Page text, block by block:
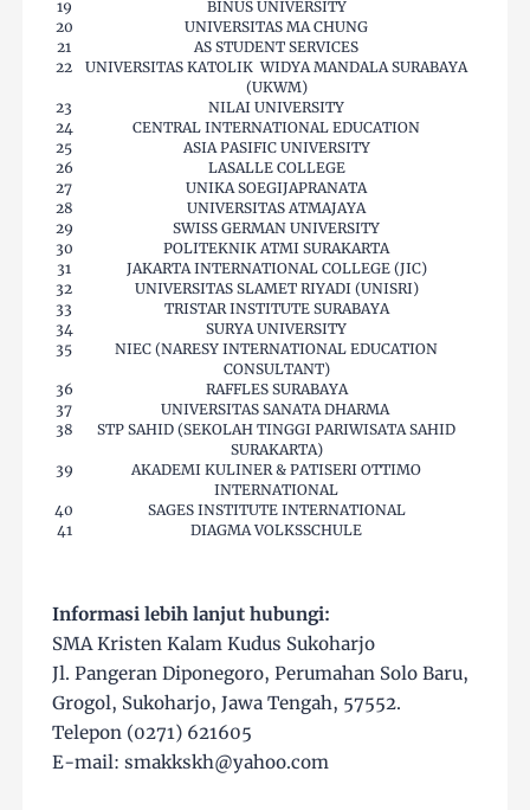
19
BINUS UNIVERSITY
20
UNIVERSITAS MA CHUNG
21
AS STUDENT SERVICES
22
UNIVERSITAS KATOLIK WIDYA MANDALA SURABAYA
(UKWM)
23
NILAI UNIVERSITY
24
CENTRAL INTERNATIONAL EDUCATION
25
ASIA PASIFIC UNIVERSITY
26
LASALLE COLLEGE
27
UNIKA SOEGIJAPRANATA
28
UNIVERSITAS ATMAJAYA
29
SWISS GERMAN UNIVERSITY
30
POLITEKNIK ATMI SURAKARTA
31
JAKARTA INTERNATIONAL COLLEGE (JIC)
32
UNIVERSITAS SLAMET RIYADI (UNISRI)
33
TRISTAR INSTITUTE SURABAYA
34
SURYA UNIVERSITY
35
NIEC (NARESY INTERNATIONAL EDUCATION
CONSULTANT)
36
RAFFLES SURABAYA
37
UNIVERSITAS SANATA DHARMA
38
STP SAHID (SEKOLAH TINGGI PARIWISATA SAHID
SURAKARTA)
39
AKADEMI KULINER & PATISERI OTTIMO
INTERNATIONAL
40
SAGES INSTITUTE INTERNATIONAL
41
DIAGMA VOLKSSCHULE
Informasi lebih lanjut hubungi:
SMA Kristen Kalam Kudus Sukoharjo
Jl. Pangeran Diponegoro, Perumahan Solo Baru,
Grogol, Sukoharjo, Jawa Tengah, 57552.
Telepon (0271) 621605
E-mail: smakkskh@yahoo.com